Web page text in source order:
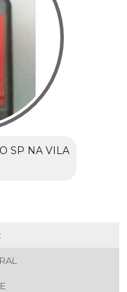
SP NA VILA